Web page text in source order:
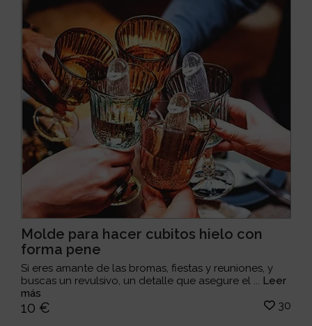
Molde para hacer cubitos hielo con
forma pene
Si eres amante de las bromas, fiestas y reuniones, y
buscas un revulsivo, un detalle que asegure el ... Leer
más
10 € 30